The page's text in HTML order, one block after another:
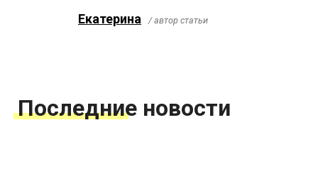
Екатерина / автор статьи
Последние новости